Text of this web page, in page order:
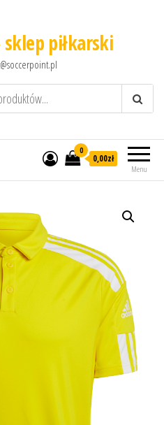
piłkarski
Menu
0
0,00zł